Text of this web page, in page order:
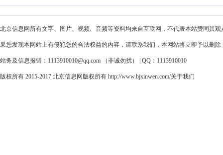
北京信息网所有文字、图片、视频、音频等资料均来自互联网，不代表本站赞同其
果您发现本网站上有侵犯您的合法权益的内容，请联系我们，本网站将立即予以删
站务及信息报错：1113910010@qq.com （非诚勿扰） | QQ：1113910010
版权所有 2015-2017 北京信息网版权所有 http://www.bjxinwen.com/关于我们